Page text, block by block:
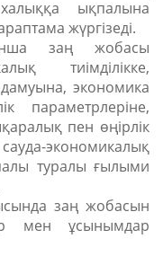
ықпалына
жүргізеді.
заң жобасы
тиімділікке,
дамуына, экономика
параметрлеріне,
пен өңірлік
экономикалық
туралы ғылыми
заң жобасын
мен ұсынымдар